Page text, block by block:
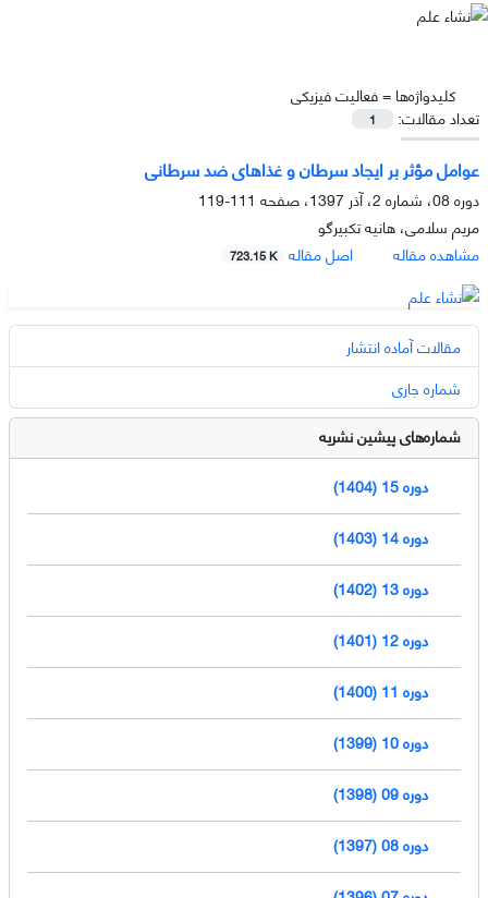
کلیدواژه‌ها =فعالیت فیزیکی
تعداد مقالات:
1
عوامل مؤثر بر ایجاد سرطان و غذاهای ضد سرطانی
دوره 08، شماره 2، آذر 1397، صفحه
111-119
مریم سلامی، هانیه تکبیرگو
مشاهده مقاله
اصل مقاله 723.15 K
مقالات آماده انتشار
شماره جاری
شماره‌های پیشین نشریه
دوره 15 (1404)
دوره 14 (1403)
دوره 13 (1402)
دوره 12 (1401)
دوره 11 (1400)
دوره 10 (1399)
دوره 09 (1398)
دوره 08 (1397)